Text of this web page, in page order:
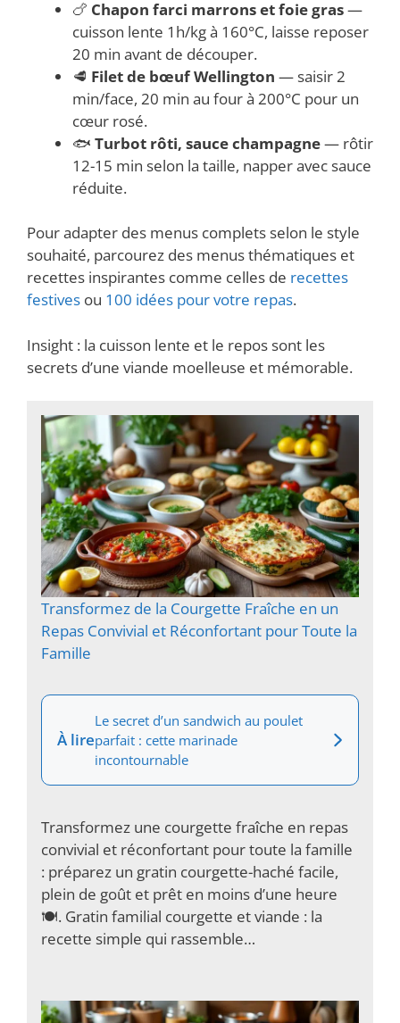
🍗 Chapon farci marrons et foie gras—
cuisson lente 1h/kg à 160°C, laisse reposer
20 min avant de découper.
🥩 Filet de bœuf Wellington — saisir 2
min/face, 20 min au four à 200°C pour un
cœur rosé.
🐟 Turbot rôti, sauce champagne— rôtir
12-15 min selon la taille, napper avec sauce
réduite.
Pour adapter des menus complets selon le style
souhaité, parcourez des menus thématiques et
recettes inspirantes comme celles de recettes
festives ou 100 idées pour votre repas.
Insight : la cuisson lente et le repos sont les
secrets d’une viande moelleuse et mémorable.
Transformez de la Courgette Fraîche en un
Repas Convivial et Réconfortant pour Toute la
Famille
À lire
Le secret d’un sandwich au poulet
parfait : cette marinade
incontournable
Transformez une courgette fraîche en repas
convivial et réconfortant pour toute la famille
: préparez un gratin courgette-haché facile,
plein de goût et prêt en moins d’une heure
🍽️. Gratin familial courgette et viande : la
recette simple qui rassemble…